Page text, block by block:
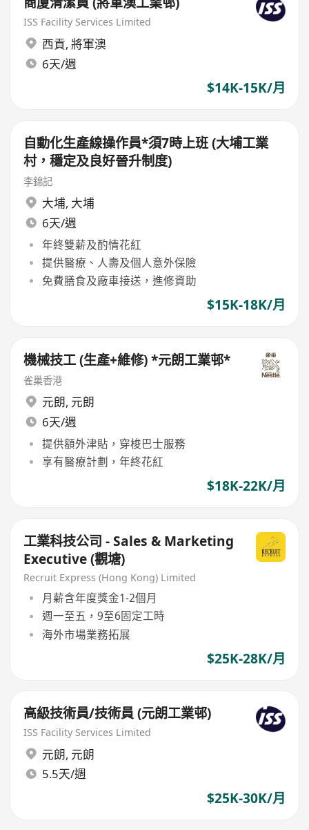
ISS Facility Services Limited
西貢, 將軍澳
6天/週
$14K-15K/月
自動化生產線操作員*須7時上班 (大埔工業
村，穩定及良好晉升制度)
李錦記
大埔, 大埔
6天/週
年終雙薪及酌情花紅
提供醫療、人壽及個人意外保險
免費膳食及廠車接送，進修資助
$15K-18K/月
機械技工 (生產+維修) *元朗工業邨*
雀巢香港
元朗, 元朗
6天/週
提供額外津貼，穿梭巴士服務
享有醫療計劃，年終花紅
$18K-22K/月
工業科技公司 - Sales & Marketing
Executive (觀塘)
Recruit Express (Hong Kong) Limited
月薪含年度獎金1-2個月
週一至五，9至6固定工時
海外市場業務拓展
$25K-28K/月
高級技術員/技術員 (元朗工業邨)
ISS Facility Services Limited
元朗, 元朗
5.5天/週
$25K-30K/月